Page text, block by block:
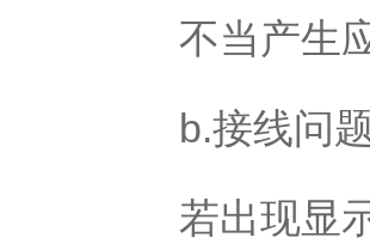
不当产生
b.接线问
若出现显